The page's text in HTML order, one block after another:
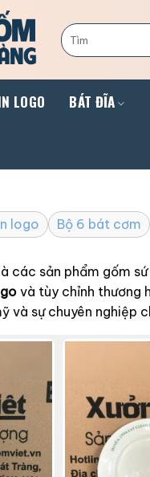
Tìm
kiếm:
LOGO BÁT ĐĨA
logo Bộ 6 bát cơm
các sản phẩm gốm sứ
và tùy chỉnh thương
và sự chuyên nghiệp